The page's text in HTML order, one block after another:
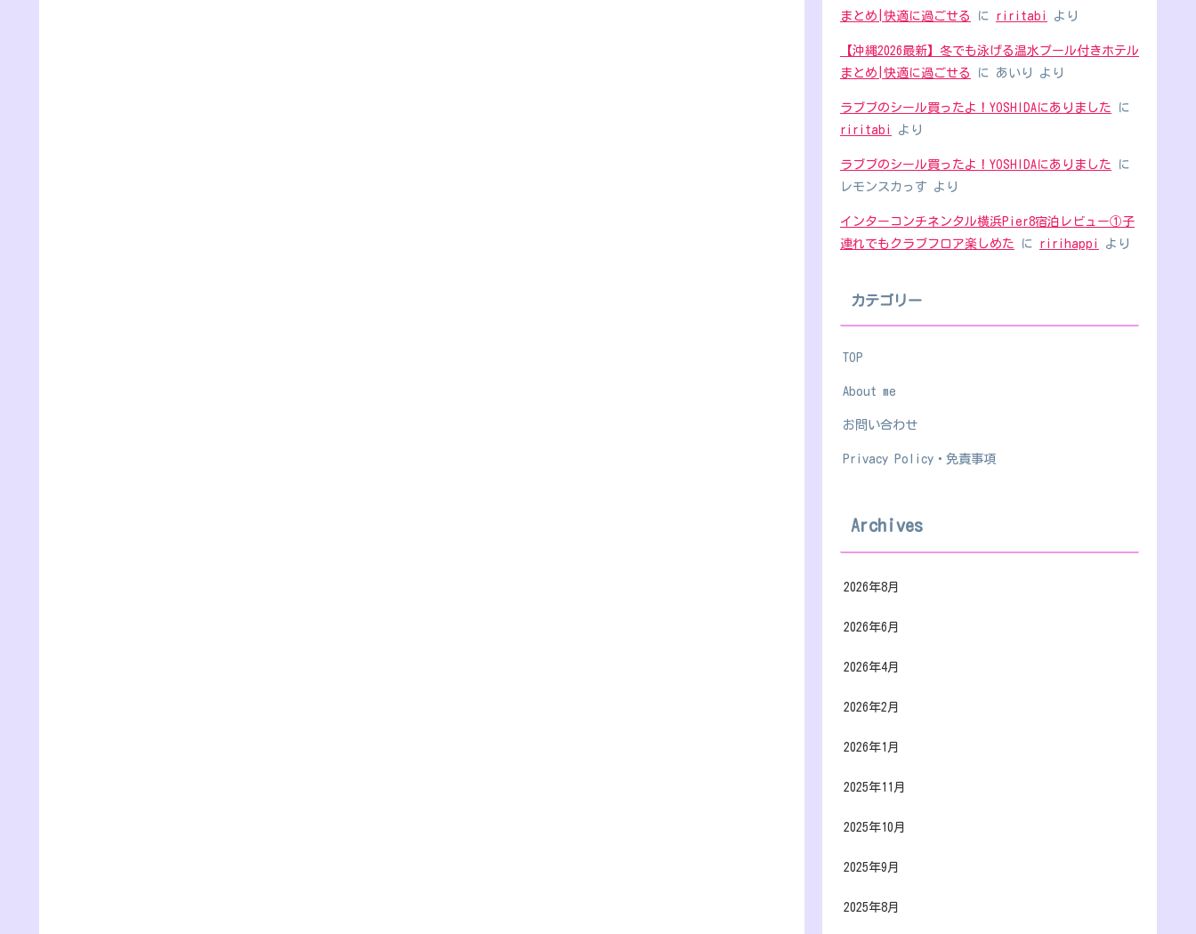
まとめ|快適に過ごせる
に riritabi より
【沖縄2026最新】冬でも泳げる温水プール付きホテル
まとめ|快適に過ごせる
に あいり より
ラブブのシール買ったよ！YOSHIDAにありました に
riritabi
より
ラブブのシール買ったよ！YOSHIDAにありました に
レモンスカっす より
インターコンチネンタル横浜Pier8宿泊レビュー①子
連れでもクラブフロア楽しめた に ririhappi より
カテゴリー
TOP
About me
お問い合わせ
Privacy Policy・免責事項
Archives
2026年8月
2026年6月
2026年4月
2026年2月
2026年1月
2025年11月
2025年10月
2025年9月
2025年8月